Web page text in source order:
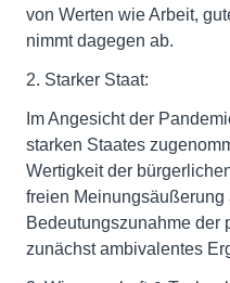
von Werten wie Arbeit,
nimmt dagegen ab.
2. Starker Staat:
Im Angesicht der
starken Staates
Wertigkeit der
freien Meinungsäußerung
Bedeutungszunahme der
zunächst ambivalentes